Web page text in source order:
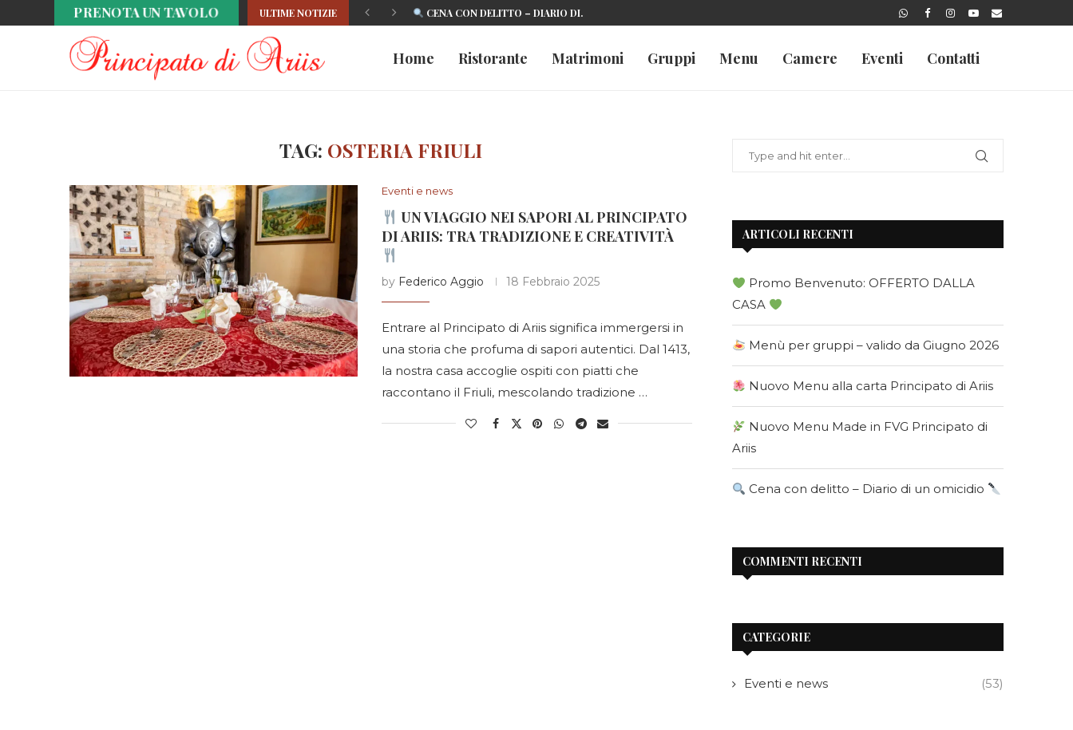
PRENOTA UN TAVOLO ULTIME NOTIZIE
CENA CON DELITTO – DIARIO DI...
Home Ristorante Matrimoni Gruppi Menu Camere Eventi Contatti
TAG: OSTERIA FRIULI
Eventi e news
UN VIAGGIO NEI SAPORI AL PRINCIPATO
DI ARIIS: TRA TRADIZIONE E CREATIVITÀ
by Federico Aggio 18 Febbraio 2025
Entrare al Principato di Ariis significa immergersi in
una storia che profuma di sapori autentici. Dal 1413,
la nostra casa accoglie ospiti con piatti che
raccontano il Friuli, mescolando tradizione …
ARTICOLI RECENTI
Promo Benvenuto: OFFERTO DALLA
CASA
Menù per gruppi – valido da Giugno 2026
Nuovo Menu alla carta Principato di Ariis
Nuovo Menu Made in FVG Principato di
Ariis
Cena con delitto – Diario di un omicidio
COMMENTI RECENTI
CATEGORIE
Eventi e news (53)